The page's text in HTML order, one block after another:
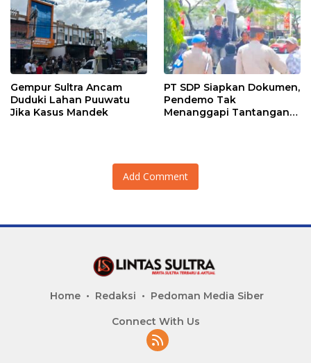
Gempur Sultra Ancam
Duduki Lahan Puuwatu
Jika Kasus Mandek
PT SDP Siapkan Dokumen,
Pendemo Tak
Menanggapi Tantangan
Add Comment
Home Redaksi Pedoman Media Siber
Connect With Us